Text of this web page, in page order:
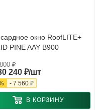
окно RoofLITE+
PINE AAY B900
240 ₽/шт
₽
- 7 560 ₽
В КОРЗИНУ